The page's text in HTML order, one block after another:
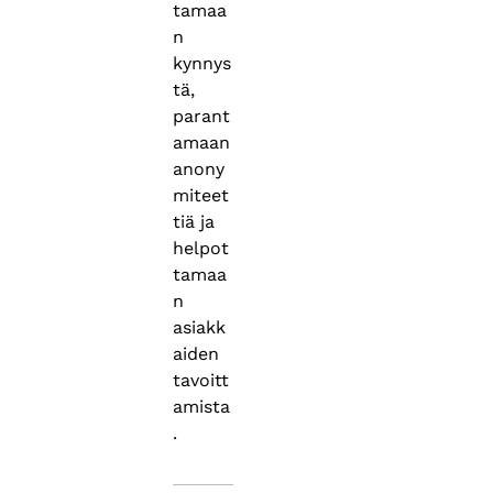
tamaa
n
kynnys
tä,
parant
amaan
anony
miteet
tiä ja
helpot
tamaa
n
asiakk
aiden
tavoitt
amista
.